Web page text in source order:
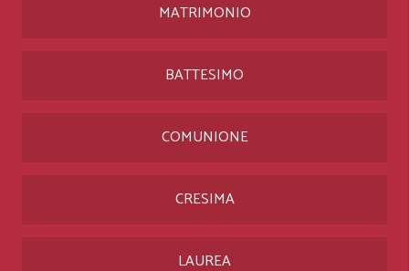
MATRIMONIO
BATTESIMO
COMUNIONE
CRESIMA
LAUREA